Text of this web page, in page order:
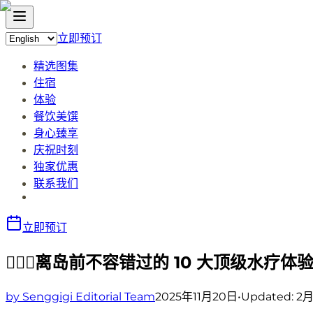
立即预订
精选图集
住宿
体验
餐饮美馔
身心臻享
庆祝时刻
独家优惠
联系我们
立即预订
💆🏻‍♀️离岛前不容错过的 10 大顶级水疗体验
by Senggigi Editorial Team2025年11月20日 •Updated: 2